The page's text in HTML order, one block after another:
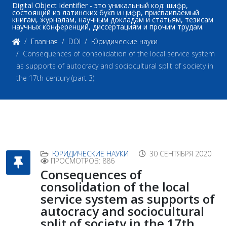
Digital Object Identifier - это уникальный код: шифр,
состоящий из латинских букв и цифр, присваиваемый
книгам, журналам, научным докладам и статьям, тезисам
научных конференций, диссертациям и прочим трудам.
Главная
DOI
Юридические науки
Consequences of consolidation of the local service system
as supports of autocracy and sociocultural split of society in
the 17th century (part 3)
ЮРИДИЧЕСКИЕ НАУКИ 30 СЕНТЯБРЯ 2020
ПРОСМОТРОВ: 886
Consequences of
consolidation of the local
service system as supports of
autocracy and sociocultural